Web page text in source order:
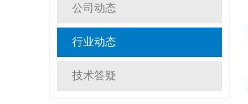
公司动态
行业动态
技术答疑